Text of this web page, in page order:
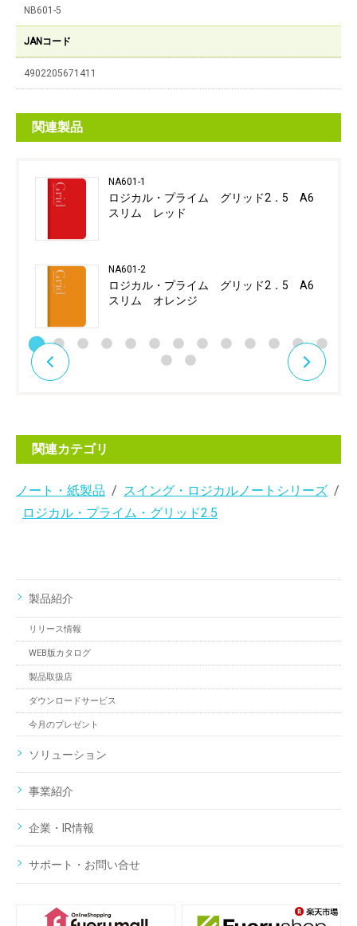
NB601-5
JANコード
4902205671411
関連製品
NA601-1
ロジカル・プライム グリッド2．5 A6
スリム レッド
NA601-2
ロジカル・プライム グリッド2．5 A6
スリム オレンジ
関連カテゴリ
ノート・紙製品
スイング・ロジカルノートシリーズ
ロジカル・プライム・グリッド2.5
製品紹介
リリース情報
WEB版カタログ
製品取扱店
ダウンロードサービス
今月のプレゼント
ソリューション
事業紹介
企業・IR情報
サポート・お問い合せ